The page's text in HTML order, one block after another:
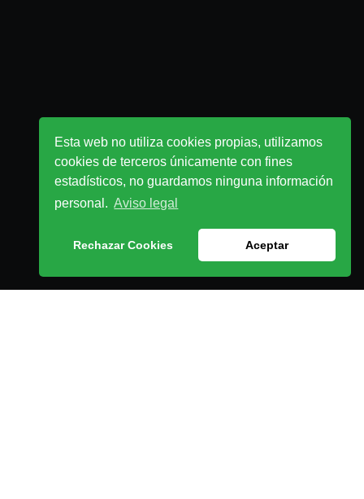
Esta web no utiliza cookies propias, utilizamos
cookies de terceros únicamente con fines
estadísticos, no guardamos ninguna información
personal. Aviso legal
Rechazar Cookies Aceptar